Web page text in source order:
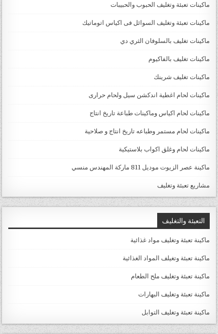
ماكينات تعبئة وتغليف الحبوب والحبيبات
ماكينات تعبئة وتغليف السوائل فى اكياس اتوماتيك
ماكينات تغليف بالسلوفان الثري دي
ماكينات تغليف بالفاكيوم
ماكينات تغليف شرينك
ماكينات لحام اغطية اندكشن سيل ولحام حرارى
ماكينات لحام اكياس وماكينات طباعة تاريخ انتاج
ماكينات لحام مستمر وطباعه تاريخ انتاج و صلاحية
ماكينات لحام وغلق اكواب بلاستيكية
ماكينة عصر الزيوت موديل 811 ماركة المهندس منسي
مشاريع تعبئة وتغليف
التعبئة والتغليف
ماكينة تعبئة وتغليف مواد غذائية
ماكينة تعبئة وتغيلف المواد الغذائية
ماكينة تعبئة وتغليف ملح الطعام
ماكينة تعبئة وتغليف البهارات
ماكينة تعبئة وتغليف التوابل